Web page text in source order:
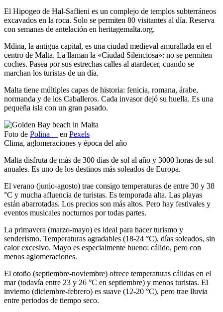
El Hipogeo de Ħal-Saflieni es un complejo de templos subterráneos
excavados en la roca. Solo se permiten 80 visitantes al día. Reserva
con semanas de antelación en heritagemalta.org.
Mdina, la antigua capital, es una ciudad medieval amurallada en el
centro de Malta. La llaman la «Ciudad Silenciosa»: no se permiten
coches. Pasea por sus estrechas calles al atardecer, cuando se
marchan los turistas de un día.
Malta tiene múltiples capas de historia: fenicia, romana, árabe,
normanda y de los Caballeros. Cada invasor dejó su huella. Es una
pequeña isla con un gran pasado.
Foto de Polina ⠀ en Pexels
Clima, aglomeraciones y época del año
Malta disfruta de más de 300 días de sol al año y 3000 horas de sol
anuales. Es uno de los destinos más soleados de Europa.
El verano (junio-agosto) trae consigo temperaturas de entre 30 y 38
°C y mucha afluencia de turistas. Es temporada alta. Las playas
están abarrotadas. Los precios son más altos. Pero hay festivales y
eventos musicales nocturnos por todas partes.
La primavera (marzo-mayo) es ideal para hacer turismo y
senderismo. Temperaturas agradables (18-24 °C), días soleados, sin
calor excesivo. Mayo es especialmente bueno: cálido, pero con
menos aglomeraciones.
El otoño (septiembre-noviembre) ofrece temperaturas cálidas en el
mar (todavía entre 23 y 26 °C en septiembre) y menos turistas. El
invierno (diciembre-febrero) es suave (12-20 °C), pero trae lluvia
entre periodos de tiempo seco.